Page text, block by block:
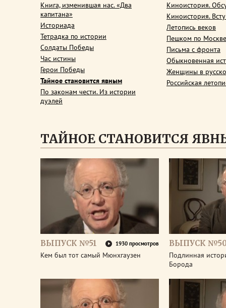
Книга, изменившая нас. «Два
капитана»
Историада
Тетрадка по истории
Солдаты Победы
Час истины
Герои Победы
Тайное становится явным
По законам чести. Из истории
дуэлей
Киноистория.
Киноистория.
Летопись веков
Пешком по Москве
Письма с фронта
Обыкновенная
Женщины в
Российская
ТАЙНОЕ СТАНОВИТСЯ
ВЫПУСК №51 1930 просмотров
Кем был тот самый Мюнхгаузен
ВЫПУСК
Подлинная
Борода